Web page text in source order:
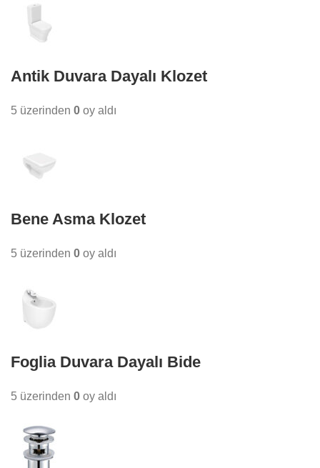
Antik Duvara Dayalı Klozet
5 üzerinden 0 oy aldı
Bene Asma Klozet
5 üzerinden 0 oy aldı
Foglia Duvara Dayalı Bide
5 üzerinden 0 oy aldı